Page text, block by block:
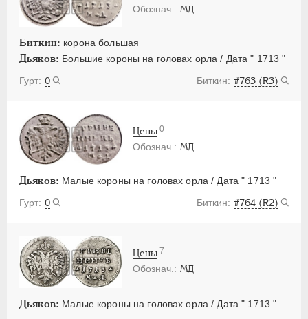
МД
Биткин: корона большая
Дьяков: Большие короны на головах орла / Дата " 1713 "
0
#763 (R3)
МД
Дьяков: Малые короны на головах орла / Дата " 1713 "
0
#764 (R2)
Цены 0
МД
Дьяков: Малые короны на головах орла / Дата " 1713 "
Цены 7